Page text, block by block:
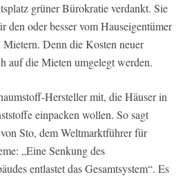
grüner Bürokratie verdankt. Sie
den oder besser vom Hauseigentümer
Denn die Kosten neuer
auf die Mieten umgelegt werden.
Hersteller mit, die Häuser in
einpacken wollen. So sagt
Sto, dem Weltmarktführer für
„Eine Senkung des
entlastet das Gesamtsystem“. Es